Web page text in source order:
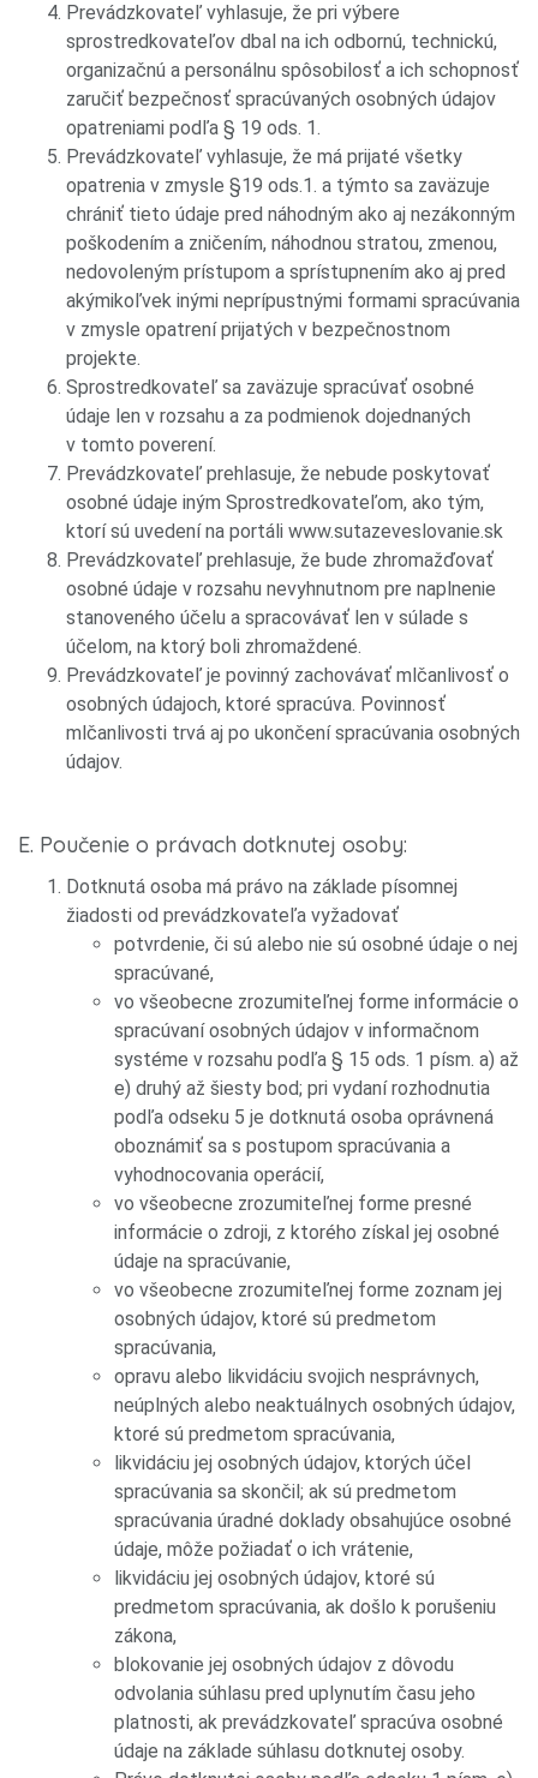
Prevádzkovateľ vyhlasuje, že pri výbere
sprostredkovateľov dbal na ich odbornú, technickú,
organizačnú a personálnu spôsobilosť a ich schopnosť
zaručiť bezpečnosť spracúvaných osobných údajov
opatreniami podľa § 19 ods. 1.
Prevádzkovateľ vyhlasuje, že má prijaté všetky
opatrenia v zmysle §19 ods.1. a týmto sa zaväzuje
chrániť tieto údaje pred náhodným ako aj nezákonným
poškodením a zničením, náhodnou stratou, zmenou,
nedovoleným prístupom a sprístupnením ako aj pred
akýmikoľvek inými neprípustnými formami spracúvania
v zmysle opatrení prijatých v bezpečnostnom
projekte.
Sprostredkovateľ sa zaväzuje spracúvať osobné
údaje len v rozsahu a za podmienok dojednaných
v tomto poverení.
Prevádzkovateľ prehlasuje, že nebude poskytovať
osobné údaje iným Sprostredkovateľom, ako tým,
ktorí sú uvedení na portáli www.sutazeveslovanie.sk
Prevádzkovateľ prehlasuje, že bude zhromažďovať
osobné údaje v rozsahu nevyhnutnom pre naplnenie
stanoveného účelu a spracovávať len v súlade s
účelom, na ktorý boli zhromaždené.
Prevádzkovateľ je povinný zachovávať mlčanlivosť o
osobných údajoch, ktoré spracúva. Povinnosť
mlčanlivosti trvá aj po ukončení spracúvania osobných
údajov.
E. Poučenie o právach dotknutej osoby:
Dotknutá osoba má právo na základe písomnej
žiadosti od prevádzkovateľa vyžadovať
potvrdenie, či sú alebo nie sú osobné údaje o nej
spracúvané,
vo všeobecne zrozumiteľnej forme informácie o
spracúvaní osobných údajov v informačnom
systéme v rozsahu podľa § 15 ods. 1 písm. a) až
e) druhý až šiesty bod; pri vydaní rozhodnutia
podľa odseku 5 je dotknutá osoba oprávnená
oboznámiť sa s postupom spracúvania a
vyhodnocovania operácií,
vo všeobecne zrozumiteľnej forme presné
informácie o zdroji, z ktorého získal jej osobné
údaje na spracúvanie,
vo všeobecne zrozumiteľnej forme zoznam jej
osobných údajov, ktoré sú predmetom
spracúvania,
opravu alebo likvidáciu svojich nesprávnych,
neúplných alebo neaktuálnych osobných údajov,
ktoré sú predmetom spracúvania,
likvidáciu jej osobných údajov, ktorých účel
spracúvania sa skončil; ak sú predmetom
spracúvania úradné doklady obsahujúce osobné
údaje, môže požiadať o ich vrátenie,
likvidáciu jej osobných údajov, ktoré sú
predmetom spracúvania, ak došlo k porušeniu
zákona,
blokovanie jej osobných údajov z dôvodu
odvolania súhlasu pred uplynutím času jeho
platnosti, ak prevádzkovateľ spracúva osobné
údaje na základe súhlasu dotknutej osoby.